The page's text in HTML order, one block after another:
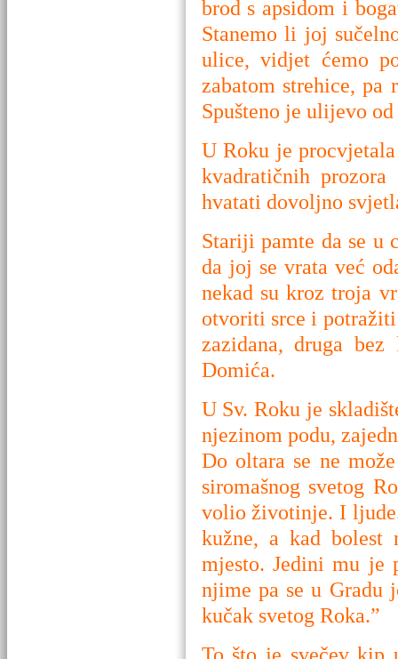
brod s apsidom i
Stanemo li joj
ulice, vidjet ćemo
zabatom strehice, pa
Spušteno je ulijevo
U Roku je
kvadratičnih
hvatati dovoljno
Stariji pamte da se u
da joj se vrata već
nekad su kroz troja
otvoriti srce i
zazidana, druga
Domića.
U Sv. Roku je
njezinom podu,
Do oltara se ne
siromašnog svetog
volio životinje. I
kužne, a kad bolest
mjesto. Jedini mu je
njime pa se u Gradu
kučak svetog Roka.”
To što je svečev kip